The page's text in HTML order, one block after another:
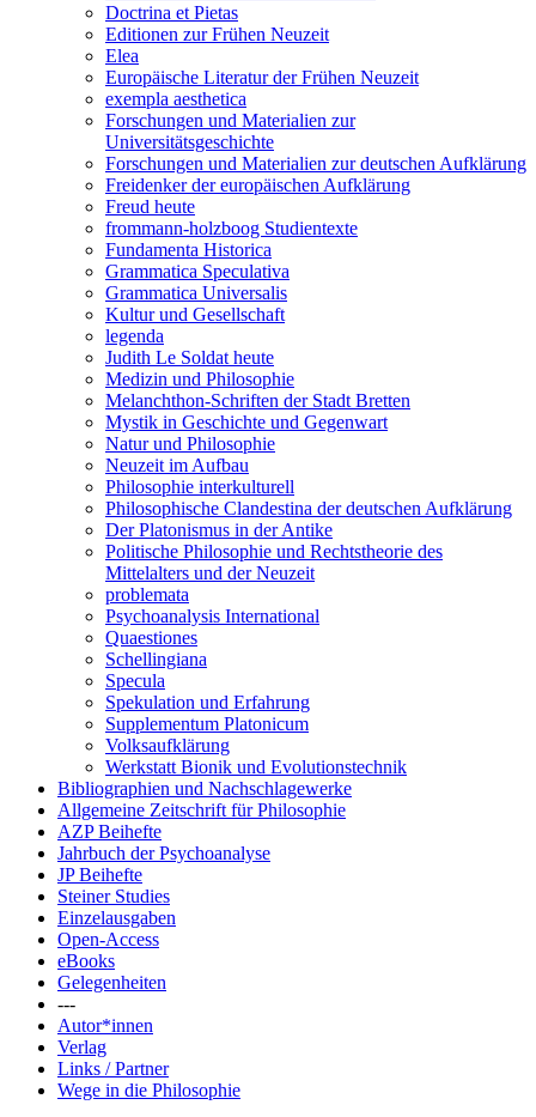
Doctrina et Pietas
Editionen zur Frühen Neuzeit
Elea
Europäische Literatur der Frühen Neuzeit
exempla aesthetica
Forschungen und Materialien zur
Universitätsgeschichte
Forschungen und Materialien zur deutschen Aufklärung
Freidenker der europäischen Aufklärung
Freud heute
frommann-holzboog Studientexte
Fundamenta Historica
Grammatica Speculativa
Grammatica Universalis
Kultur und Gesellschaft
legenda
Judith Le Soldat heute
Medizin und Philosophie
Melanchthon-Schriften der Stadt Bretten
Mystik in Geschichte und Gegenwart
Natur und Philosophie
Neuzeit im Aufbau
Philosophie interkulturell
Philosophische Clandestina der deutschen Aufklärung
Der Platonismus in der Antike
Politische Philosophie und Rechtstheorie des
Mittelalters und der Neuzeit
problemata
Psychoanalysis International
Quaestiones
Schellingiana
Specula
Spekulation und Erfahrung
Supplementum Platonicum
Volksaufklärung
Werkstatt Bionik und Evolutionstechnik
Bibliographien und Nachschlagewerke
Allgemeine Zeitschrift für Philosophie
AZP Beihefte
Jahrbuch der Psychoanalyse
JP Beihefte
Steiner Studies
Einzelausgaben
Open-Access
eBooks
Gelegenheiten
---
Autor*innen
Verlag
Links / Partner
Wege in die Philosophie